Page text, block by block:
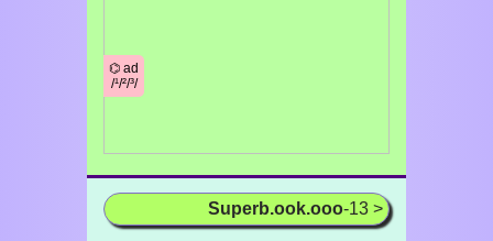
⌬ ad
/¹/²/³/
Superb.ook.ooo-13 >